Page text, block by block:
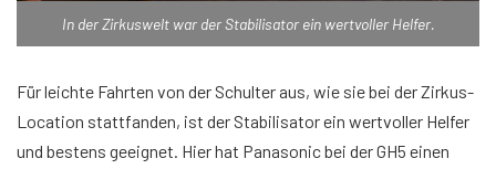
In der Zirkuswelt war der Stabilisator ein wertvoller Helfer.
Für leichte Fahrten von der Schulter aus, wie sie bei der Zirkus-
Location stattfanden, ist der Stabilisator ein wertvoller Helfer
und bestens geeignet. Hier hat Panasonic bei der GH5 einen